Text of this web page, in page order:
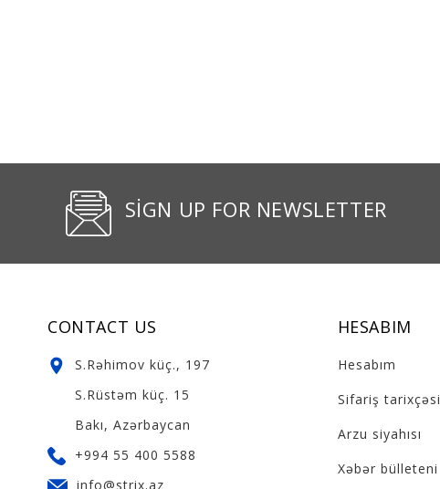
SIGN UP FOR NEWSLETTER
CONTACT US
S.Rəhimov küç., 197
S.Rüstəm küç. 15
Bakı, Azərbaycan
+994 55 400 5588
info@strix.az
HESABIM
Hesabım
Sifariş tarixçəsi
Arzu siyahısı
Xəbər bülleteni